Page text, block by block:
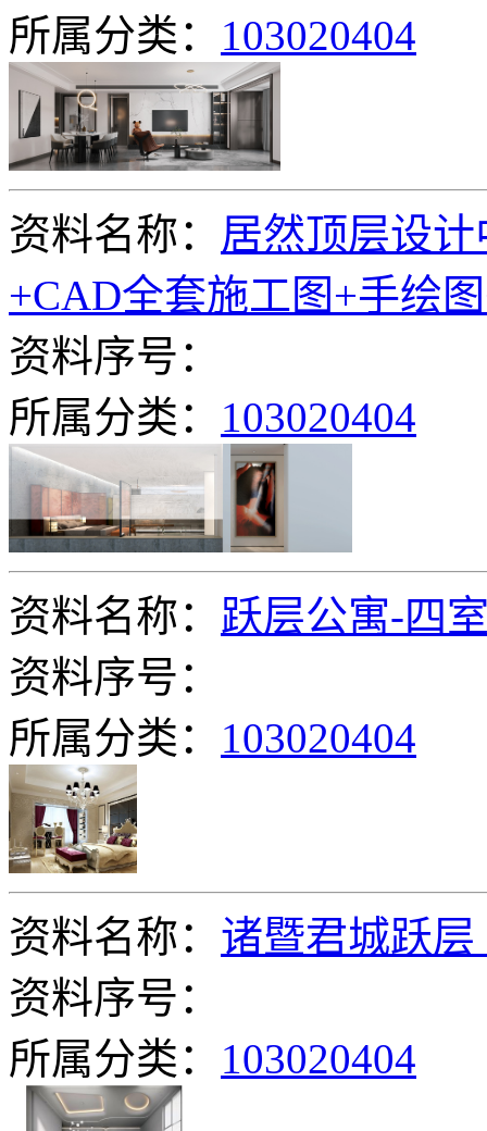
所属分类： 103020404
资料名称： 居然顶层设
+CAD全套施工图+手绘
资料序号：
所属分类： 103020404
资料名称： 跃层公寓-四
资料序号：
所属分类： 103020404
资料名称： 诸暨君城跃
资料序号：
所属分类： 103020404